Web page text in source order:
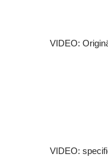
VIDEO:
VIDEO: